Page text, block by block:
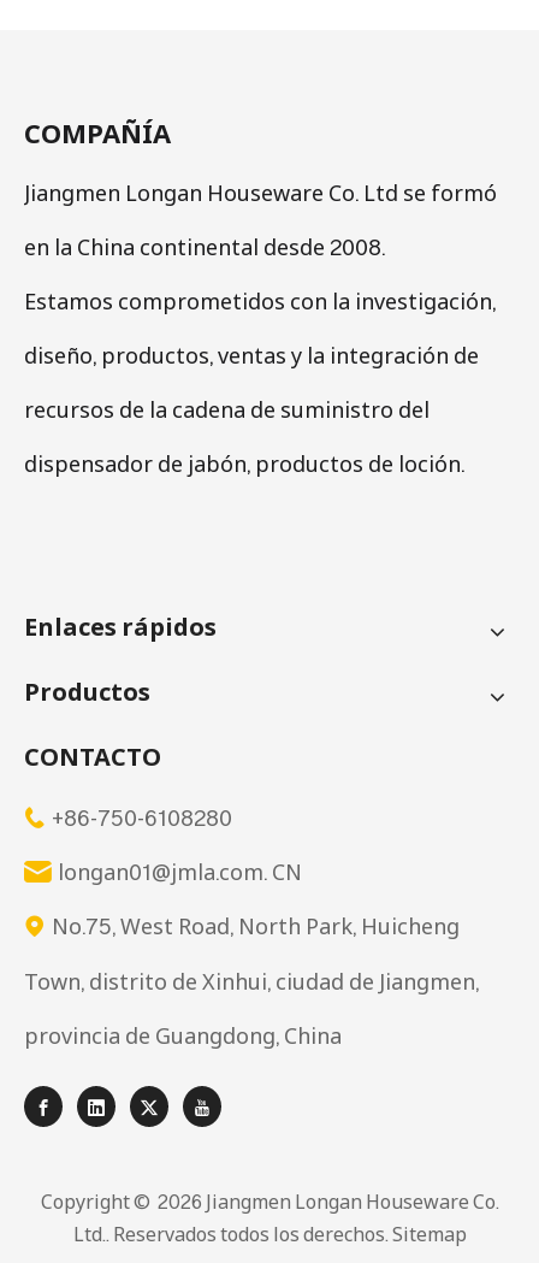
COMPAÑÍA
Jiangmen Longan Houseware Co. Ltd se formó
en la China continental desde 2008.
Estamos comprometidos con la investigación,
diseño, productos, ventas y la integración de
recursos de la cadena de suministro del
dispensador de jabón, productos de loción.
Enlaces rápidos
Productos
CONTACTO
 +86-750-6108280
 longan01@jmla.com. CN
 No.75, West Road, North Park, Huicheng
Town, distrito de Xinhui, ciudad de Jiangmen,
provincia de Guangdong, China
Copyright © ️ 2026 Jiangmen Longan Houseware Co.
Ltd.. Reservados todos los derechos.Sitemap